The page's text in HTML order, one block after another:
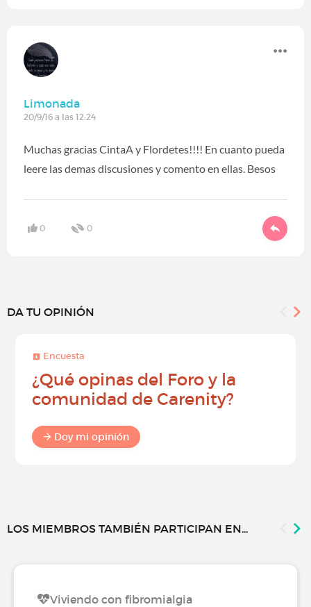
Limonada
20/9/16 a las 12:24
Muchas gracias CintaA y Flordetes!!!! En cuanto pueda
leere las demas discusiones y comento en ellas. Besos
0 0
DA TU OPINIÓN
Encuesta
¿Qué opinas del Foro y la
comunidad de Carenity?
Doy mi opinión
LOS MIEMBROS TAMBIÉN PARTICIPAN EN...
Viviendo con fibromialgia